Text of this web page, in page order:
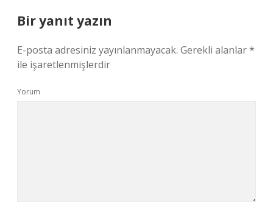
Bir yanıt yazın
E-posta adresiniz yayınlanmayacak. Gerekli alanlar*
ile işaretlenmişlerdir
Yorum